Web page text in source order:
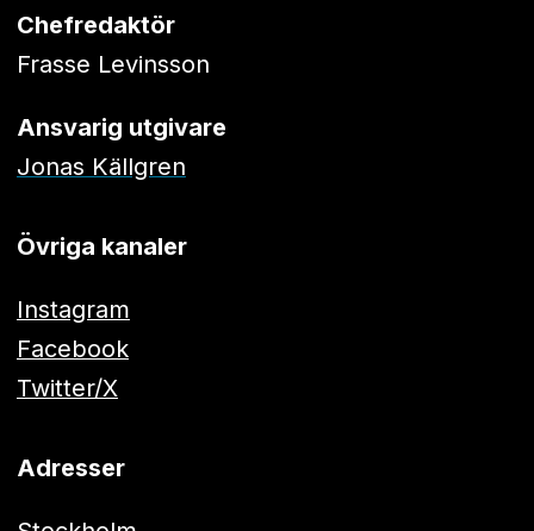
Chefredaktör
Frasse Levinsson
Ansvarig utgivare
Jonas Källgren
Övriga kanaler
Instagram
Facebook
Twitter/X
Adresser